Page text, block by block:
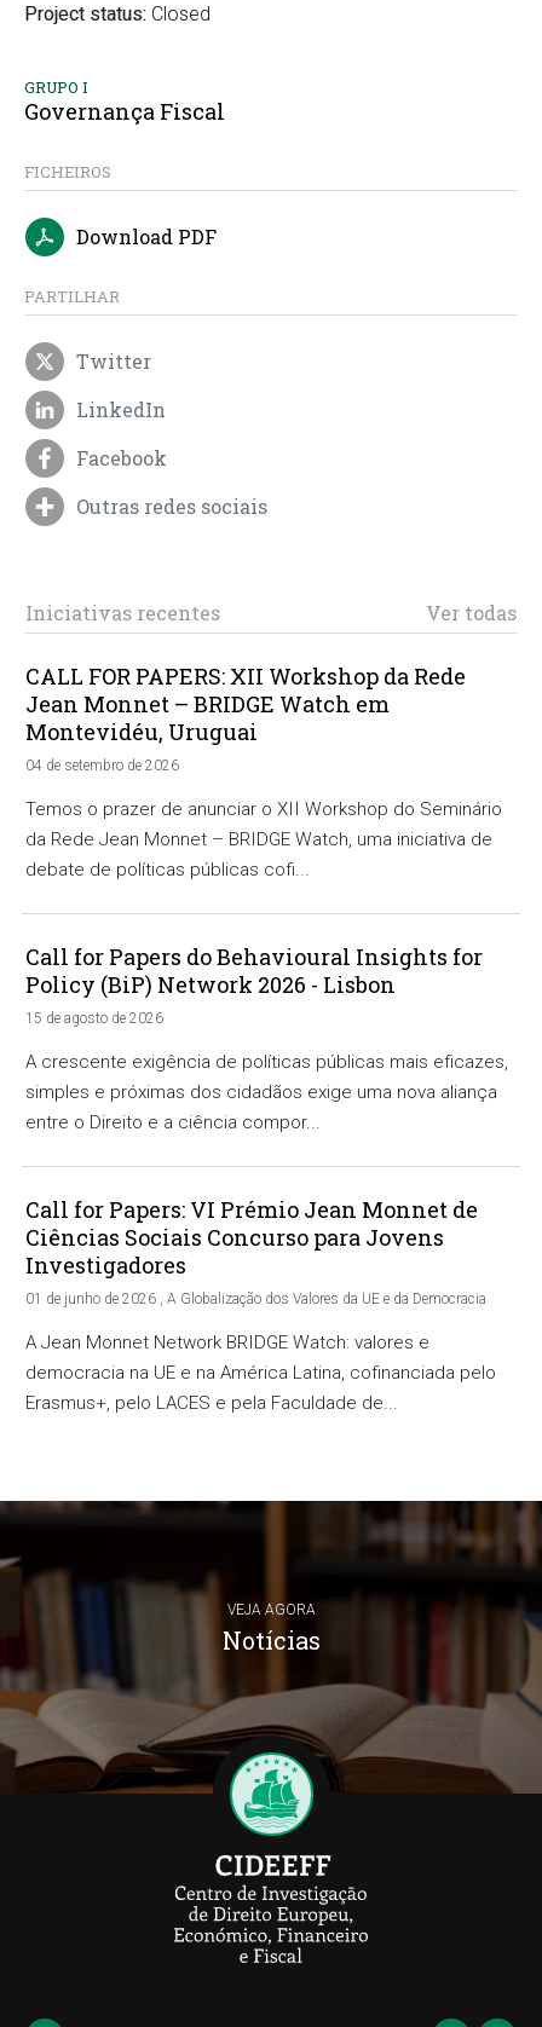
Project status: Closed
GRUPO I
Governança Fiscal
FICHEIROS
Download PDF
PARTILHAR
Twitter
LinkedIn
Facebook
Outras redes sociais
Iniciativas recentes Ver todas
CALL FOR PAPERS: XII Workshop da Rede
Jean Monnet – BRIDGE Watch em
Montevidéu, Uruguai
04 de setembro de 2026
Temos o prazer de anunciar o XII Workshop do Seminário
da Rede Jean Monnet – BRIDGE Watch, uma iniciativa de
debate de políticas públicas cofi...
Call for Papers do Behavioural Insights for
Policy (BiP) Network 2026 - Lisbon
15 de agosto de 2026
A crescente exigência de políticas públicas mais eficazes,
simples e próximas dos cidadãos exige uma nova aliança
entre o Direito e a ciência compor...
Call for Papers: VI Prémio Jean Monnet de
Ciências Sociais Concurso para Jovens
Investigadores
01 de junho de 2026 , A Globalização dos Valores da UE e da Democracia
A Jean Monnet Network BRIDGE Watch: valores e
democracia na UE e na América Latina, cofinanciada pelo
Erasmus+, pelo LACES e pela Faculdade de...
VEJA AGORA
Notícias